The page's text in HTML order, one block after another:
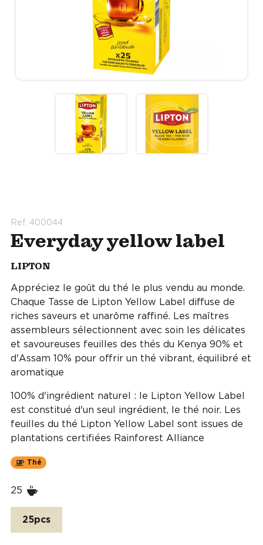
Ref. 400044
Everyday yellow label
LIPTON
Appréciez le goût du thé le plus vendu au monde.
Chaque Tasse de Lipton Yellow Label diffuse de
riches saveurs et unarôme raffiné. Les maîtres
assembleurs sélectionnent avec soin les délicates
et savoureuses feuilles des thés du Kenya 90% et
d'Assam 10% pour offrir un thé vibrant, équilibré et
aromatique
100% d'ingrédient naturel : le Lipton Yellow Label
est constitué d'un seul ingrédient, le thé noir. Les
feuilles du thé Lipton Yellow Label sont issues de
plantations certifiées Rainforest Alliance
Thé
25
25pcs